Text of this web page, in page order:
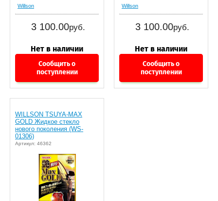
Willson
3 100.00руб.
Сообщить о
поступлении
Willson
3 100.00руб.
Сообщить о
поступлении
WILLSON TSUYA-MAX
GOLD Жидкое стекло
нового поколения (WS-
01306)
Артикул: 46362